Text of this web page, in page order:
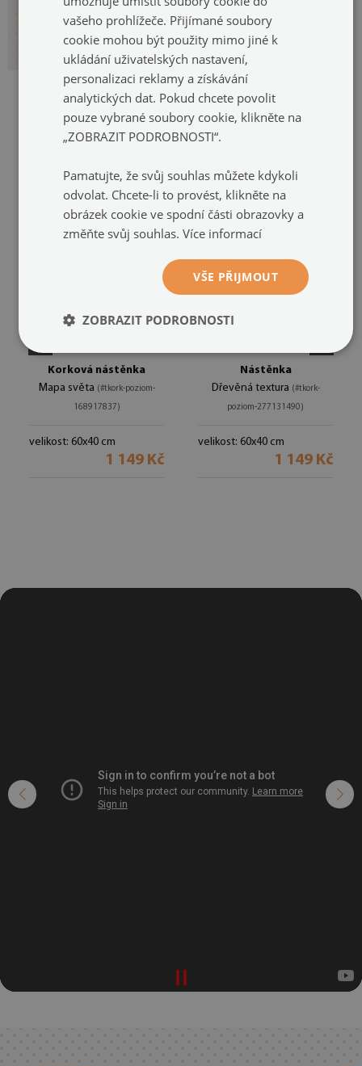
DOPORUČENÉ PRODUKTY
Korková nástěnka
Mapa světa (#tkork-poziom-
168917837)
velikost: 60x40 cm
1 149 Kč
Nástěnka
Dřevěná textura (#tkork-
poziom-277131490)
velikost: 60x40 cm
1 149 Kč
vašeho prohlížeče. Přijímané soubory
cookie mohou být použity mimo jiné k
ukládání uživatelských nastavení,
personalizaci reklamy a získávání
analytických dat. Pokud chcete povolit
pouze vybrané soubory cookie, klikněte na
„ZOBRAZIT PODROBNOSTI“.
Pamatujte, že svůj souhlas můžete kdykoli
odvolat. Chcete-li to provést, klikněte na
obrázek cookie ve spodní části obrazovky a
změňte svůj souhlas. Více informací
VŠE PŘIJMOUT
ZOBRAZIT PODROBNOSTI